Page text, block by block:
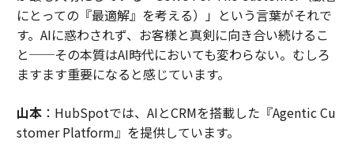
にとっての『最適解』を考える）」という言葉がそれで
す。AIに惑わされず、お客様と真剣に向き合い続けるこ
と──その本質はAI時代においても変わらない。むしろ
ますます重要になると感じています。
山本：HubSpotでは、AIとCRMを搭載した『Agentic Cu
stomer Platform』を提供しています。